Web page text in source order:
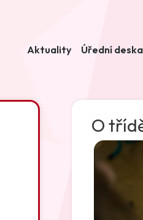
Aktuality Úřední deska
O